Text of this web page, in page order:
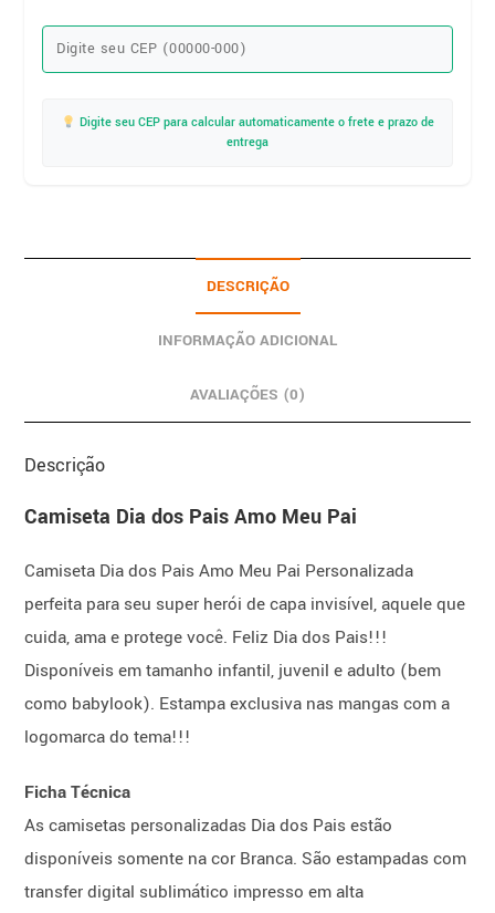
Digite seu CEP para calcular automaticamente o frete e prazo de
entrega
DESCRIÇÃO
INFORMAÇÃO ADICIONAL
AVALIAÇÕES (0)
Descrição
Camiseta Dia dos Pais Amo Meu Pai
Camiseta Dia dos Pais Amo Meu Pai Personalizada
perfeita para seu super herói de capa invisível, aquele que
cuida, ama e protege você. Feliz Dia dos Pais!!!
Disponíveis em tamanho infantil, juvenil e adulto (bem
como babylook). Estampa exclusiva nas mangas com a
logomarca do tema!!!
Ficha Técnica
As camisetas personalizadas Dia dos Pais estão
disponíveis somente na cor Branca. São estampadas com
transfer digital sublimático impresso em alta